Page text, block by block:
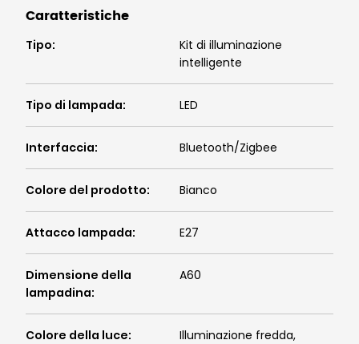
Caratteristiche
Tipo:
Kit di illuminazione
intelligente
Tipo di lampada: LED
Interfaccia: Bluetooth/Zigbee
Colore del prodotto: Bianco
Attacco lampada: E27
Dimensione della
lampadina:
A60
Colore della luce:
Illuminazione fredda,